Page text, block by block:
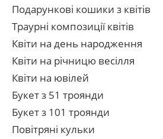
Подарункові кошики з квітів
Траурні композиції квітів
Квіти на день народження
Квіти на річницю весілля
Квіти на ювілей
Букет з 51 троянди
Букет з 101 троянди
Повітряні кульки